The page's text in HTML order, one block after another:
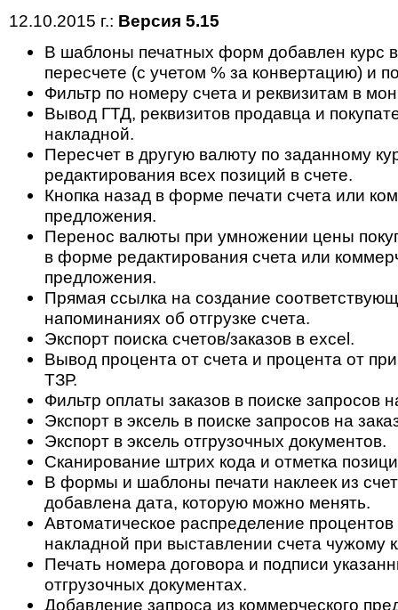
12.10.2015 г.: Версия 5.15
В шаблоны печатных форм добавлен курс
пересчете (с учетом % за конвертацию) и
Фильтр по номеру счета и реквизитам в
Вывод ГТД, реквизитов продавца и
накладной.
Пересчет в другую валюту по заданному
редактирования всех позиций в счете.
Кнопка назад в форме печати счета или
предложения.
Перенос валюты при умножении цены
в форме редактирования счета или
предложения.
Прямая ссылка на создание
напоминаниях об отгрузке счета.
Экспорт поиска счетов/заказов в excel.
Вывод процента от счета и процента от
ТЗР.
Фильтр оплаты заказов в поиске запросов
Экспорт в эксель в поиске запросов на
Экспорт в эксель отгрузочных документов.
Сканирование штрих кода и отметка
В формы и шаблоны печати наклеек из
добавлена дата, которую можно менять.
Автоматическое распределение процентов
накладной при выставлении счета чужому
Печать номера договора и подписи
отгрузочных документах.
Добавление запроса из коммерческого